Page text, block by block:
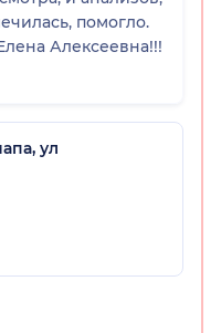
помогло.
Алексеевна!!!
ул